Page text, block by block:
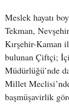
Meslek hayatı
Tekman,
Kırşehir-Kaman
bulunan Çiftçi;
Müdürlüğü’nde
Millet
başmüşavirlik